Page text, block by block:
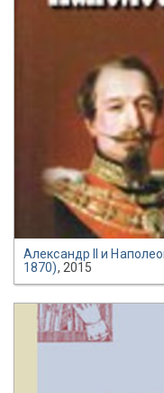
Александр II и
1870), 2015